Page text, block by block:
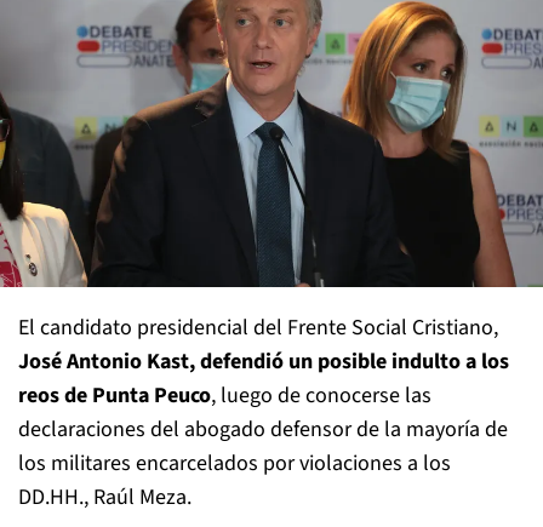
El candidato presidencial del Frente Social Cristiano,
José Antonio Kast, defendió un posible indulto a los
reos de Punta Peuco, luego de conocerse las
declaraciones del abogado defensor de la mayoría de
los militares encarcelados por violaciones a los
DD.HH., Raúl Meza.